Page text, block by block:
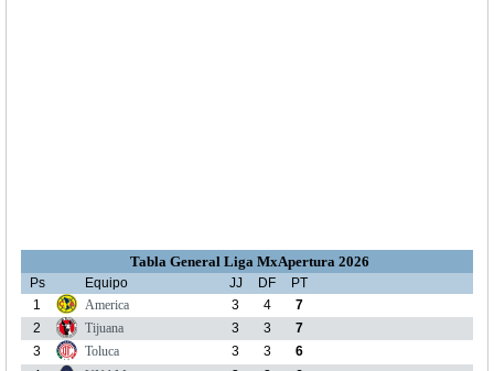
Tabla General Liga MxApertura 2026
Ps Equipo JJ DF
PT
1
America 3 4
7
2
Tijuana 3 3
7
3
Toluca 3 3
6